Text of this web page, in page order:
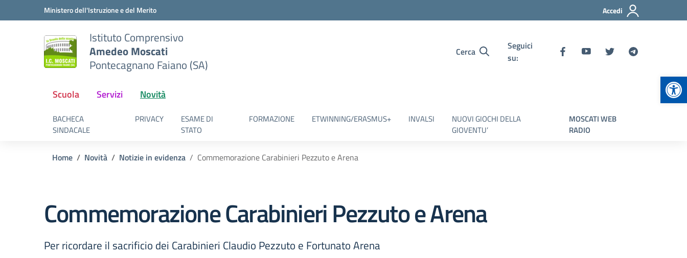
Vai ai contenuti
Vai al menu di navigazioneMinistero dell'Istruzione e del Merito Accedi
Istituto Comprensivo
Amedeo Moscati
Pontecagnano Faiano (SA)
Cerca
Seguici
su:
Scuola Servizi Novità
BACHECA
SINDACALE
PRIVACY
ESAME DI
STATO
FORMAZIONE ETWINNING/ERASMUS+ INVALSI
NUOVI GIOCHI DELLA
GIOVENTU’
MOSCATI WEB
RADIO
Home Novità Notizie in evidenza Commemorazione Carabinieri Pezzuto e Arena
Commemorazione Carabinieri Pezzuto e Arena
Per ricordare il sacrificio dei Carabinieri Claudio Pezzuto e Fortunato Arena